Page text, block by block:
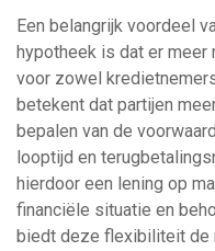
Een belangrijk voordeel
hypotheek is dat er
voor zowel
betekent dat partijen
bepalen van de
looptijd en
hierdoor een lening op
financiële situatie en
biedt deze flexibiliteit de